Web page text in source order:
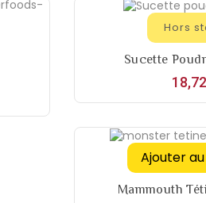
Hors
Sucette
Ajouter
Mammouth